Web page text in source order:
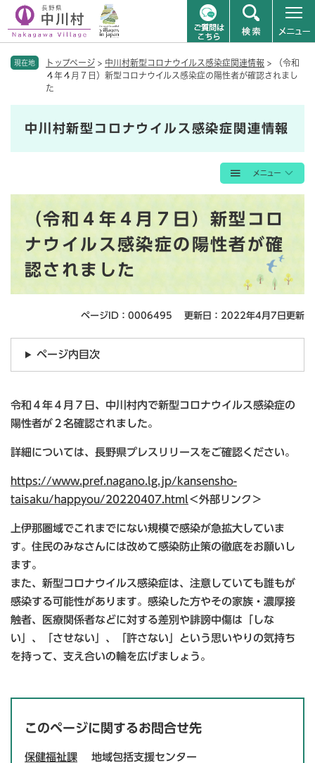
現在地 トップページ > 中川村新型コロナウイルス感染症関連情報 >
（令和
４年４月７日）新型コロナウイルス感染症の陽性者が確認されまし
た
中川村新型コロナウイルス感染症関連情報
（令和４年４月７日）新型コロ
ナウイルス感染症の陽性者が確
認されました
ページID：0006495 更新日：2022年4月7日更新
ページ内目次
令和４年４月７日、中川村内で新型コロナウイルス感染症の
陽性者が２名確認されました。
詳細については、長野県プレスリリースをご確認ください。
https://www.pref.nagano.lg.jp/kansensho-
taisaku/happyou/20220407.html＜外部リンク＞
上伊那圏域でこれまでにない規模で感染が急拡大していま
す。住民のみなさんには改めて感染防止策の徹底をお願いし
ます。
また、新型コロナウイルス感染症は、注意していても誰もが
感染する可能性があります。感染した方やその家族・濃厚接
触者、医療関係者などに対する差別や誹謗中傷は「しな
い」、「させない」、「許さない」という思いやりの気持ち
を持って、支え合いの輪を広げましょう。
このページに関するお問合せ先
保健福祉課 地域包括支援センター